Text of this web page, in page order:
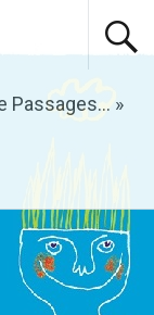
Passages… »